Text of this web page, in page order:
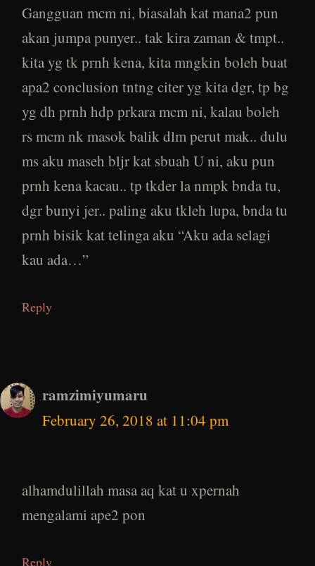
Gangguan mcm ni, biasalah kat mana2 pun
akan jumpa punyer.. tak kira zaman & tmpt..
kita yg tk prnh kena, kita mngkin boleh buat
apa2 conclusion tntng citer yg kita dgr, tp bg
yg dh prnh hdp prkara mcm ni, kalau boleh
rs mcm nk masok balik dlm perut mak.. dulu
ms aku maseh bljr kat sbuah U ni, aku pun
prnh kena kacau.. tp tkder la nmpk bnda tu,
dgr bunyi jer.. paling aku tkleh lupa, bnda tu
prnh bisik kat telinga aku “Aku ada selagi
kau ada…”
Reply
ramzimiyumaru
February 26, 2018 at 11:04 pm
alhamdulillah masa aq kat u xpernah
mengalami ape2 pon
Reply